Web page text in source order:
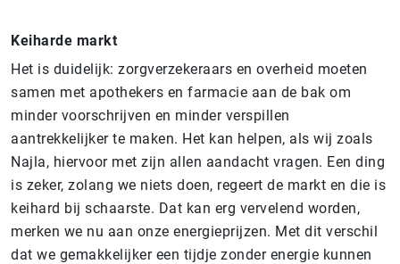
Keiharde markt
Het is duidelijk: zorgverzekeraars en overheid moeten
samen met apothekers en farmacie aan de bak om
minder voorschrijven en minder verspillen
aantrekkelijker te maken. Het kan helpen, als wij zoals
Najla, hiervoor met zijn allen aandacht vragen. Een ding
is zeker, zolang we niets doen, regeert de markt en die is
keihard bij schaarste. Dat kan erg vervelend worden,
merken we nu aan onze energieprijzen. Met dit verschil
dat we gemakkelijker een tijdje zonder energie kunnen